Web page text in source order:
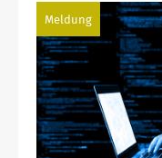
Meldung